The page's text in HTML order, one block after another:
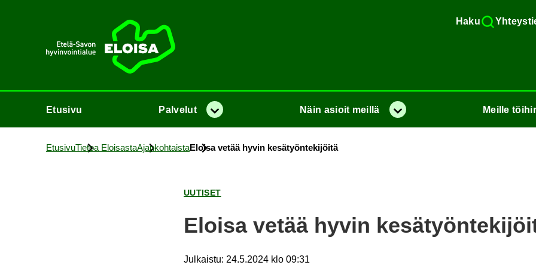
Haku
Etusi­vu
Etusi­vu Pal­ve­lut Va­lik­ko Näin asioit meil­lä Va­lik­ko Meil­le
Etusi­vuTie­toa Eloi­sas­taAjan­koh­tais­taEloi­sa vetää hyvin ke­sä­työn­te­ki­jöi­tä
UU­TI­SET
Eloi­sa vetää hyvin
Julkaistu: 24.5.2024 klo 09:31